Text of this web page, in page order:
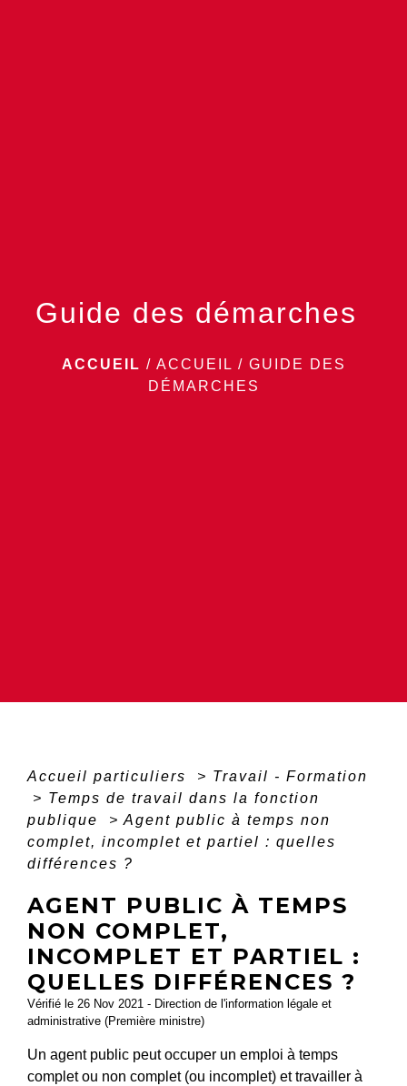
Guide des démarches
ACCUEIL / ACCUEIL / GUIDE DES
DÉMARCHES
Accueil particuliers > Travail - Formation
> Temps de travail dans la fonction
publique
> Agent public à temps non
complet, incomplet et partiel : quelles
différences ?
AGENT PUBLIC À TEMPS
NON COMPLET,
INCOMPLET ET PARTIEL :
QUELLES DIFFÉRENCES ?
Vérifié le 26 Nov 2021 - Direction de l'information légale et
administrative (Première ministre)
Un agent public peut occuper un emploi à temps
complet ou non complet (ou incomplet) et travailler à